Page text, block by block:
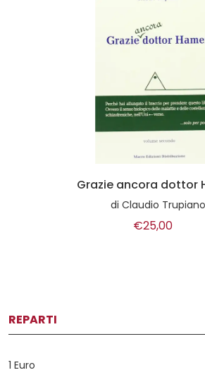
Grazie ancora dottor
di Claudio Trupiano
€25,00
REPARTI
1 Euro